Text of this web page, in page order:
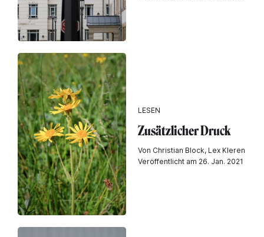
LESEN
Zusätzlicher Druck
Von Christian Block, Lex Kleren
Veröffentlicht am 26. Jan. 2021